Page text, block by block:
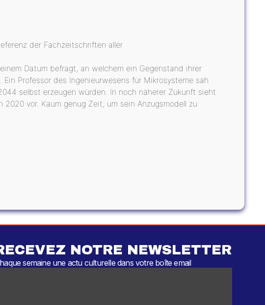
der Fachzeitschriften aller
Datum befragt, an welchem ein Gegenstand ihrer
Professor des Ingenieurwesens für Mikrosysteme sah
selbst erzeugen würden. In noch näherer Zukunft sieht
vor. Kaum genug Zeit, um sein Anzugsmodell zu
NOTRE NEWSLETTER
semaine une actu culturelle dans votre boîte email